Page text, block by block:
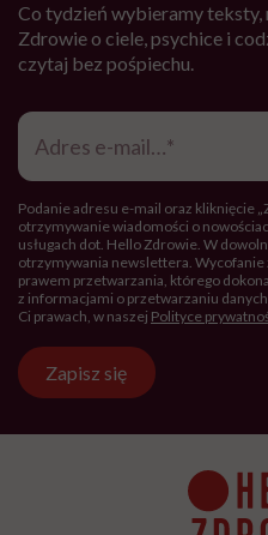
Co tydzień wybieramy
Zdrowie o ciele, psychice i
czytaj bez pośpiechu.
Adres
mail*
Podanie adresu e-mail oraz kliknięcie
otrzymywanie wiadomości o
usługach dot. Hello Zdrowie. W
otrzymywania newslettera. Wycofanie
prawem przetwarzania, którego
z informacjami o przetwarzaniu
Ci prawach, w naszej Polityce
Zapisz się